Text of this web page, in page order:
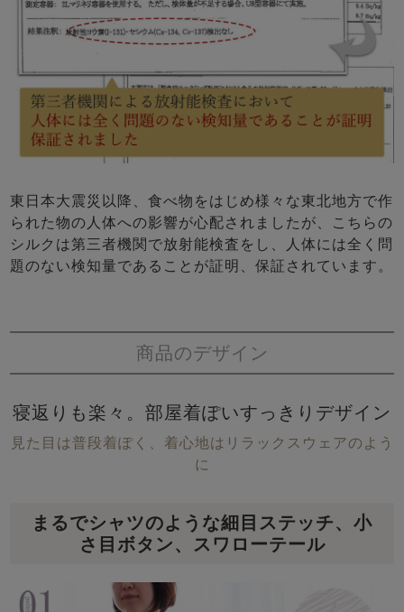
東日本大震災以降、食べ物をはじめ様々な東北地方で作
られた物の人体への影響が心配されましたが、こちらの
シルクは第三者機関で放射能検査をし、人体には全く問
題のない検知量であることが証明、保証されています。
商品のデザイン
寝返りも楽々。部屋着ぽいすっきりデザイン
見た目は普段着ぽく、着心地はリラックスウェアのよう
に
まるでシャツのような細目ステッチ、小
さ目ボタン、スワローテール